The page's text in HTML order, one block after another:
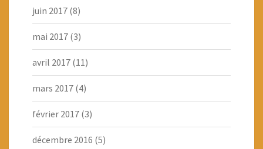
juin 2017 (8)
mai 2017 (3)
avril 2017 (11)
mars 2017 (4)
février 2017 (3)
décembre 2016 (5)